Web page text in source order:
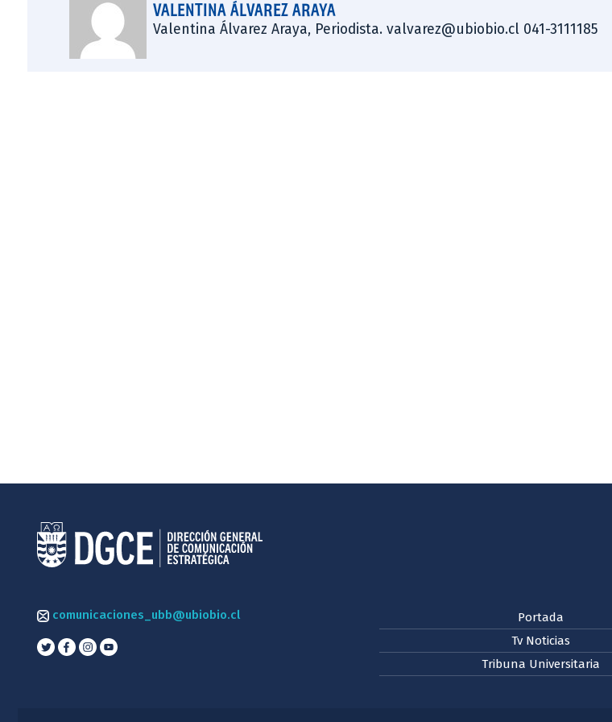
VALENTINA ÁLVAREZ ARAYA
Valentina Álvarez Araya, Periodista. valvarez@ubiobio.cl 041-3111185
comunicaciones_ubb@ubiobio.cl
Portada
Tv Noticias
Tribuna Universitaria